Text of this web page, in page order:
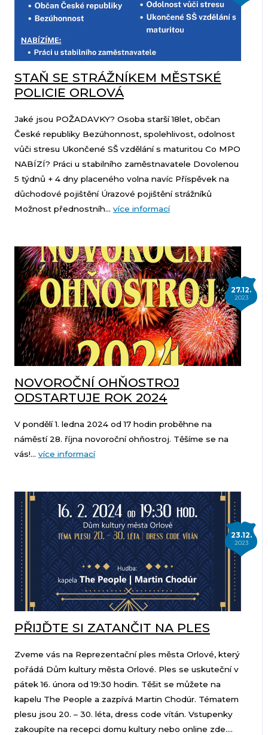
STAŇ SE STRÁŽNÍKEM MĚSTSKÉ
POLICIE ORLOVÁ
Jaké jsou POŽADAVKY? Osoba starší 18let, občan
České republiky Bezúhonnost, spolehlivost, odolnost
vůči stresu Ukončené SŠ vzdělání s maturitou Co MPO
NABÍZÍ? Práci u stabilního zaměstnavatele Dovolenou
5 týdnů + 4 dny placeného volna navíc Příspěvek na
důchodové pojištění Úrazové pojištění strážníků
Možnost přednostníh... více informací
27.12.
2023
NOVOROČNÍ OHŇOSTROJ
ODSTARTUJE ROK 2024
V pondělí 1. ledna 2024 od 17 hodin proběhne na
náměstí 28. října novoroční ohňostroj. Těšíme se na
vás!... více informací
23.12.
2023
PŘIJĎTE SI ZATANČIT NA PLES
Zveme vás na Reprezentační ples města Orlové, který
pořádá Dům kultury města Orlové. Ples se uskuteční v
pátek 16. února od 19:30 hodin. Těšit se můžete na
kapelu The People a zazpívá Martin Chodúr. Tématem
plesu jsou 20. – 30. léta, dress code vítán. Vstupenky
zakoupíte na recepci domu kultury nebo online zde....